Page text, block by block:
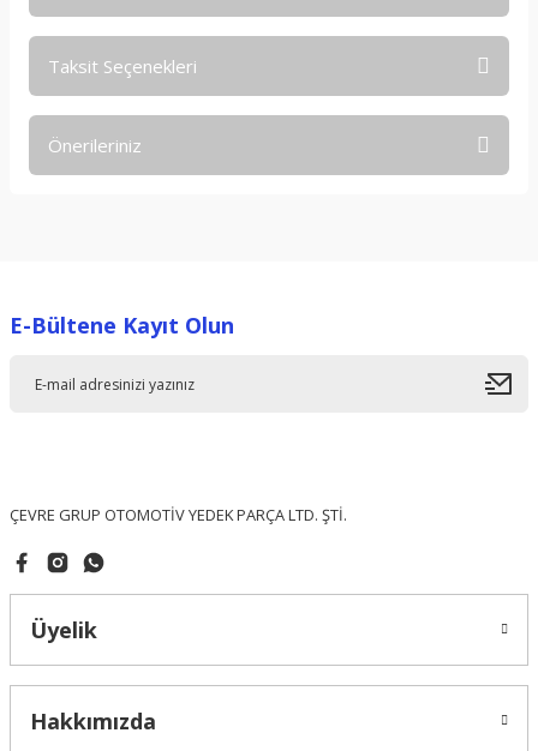
Taksit Seçenekleri
Önerileriniz
Ürün resmi kalitesiz, bozuk veya görüntülenemiyor.
E-Bültene Kayıt Olun
ÇEVRE GRUP OTOMOTİV YEDEK PARÇA LTD. ŞTİ.
Üyelik
Hakkımızda